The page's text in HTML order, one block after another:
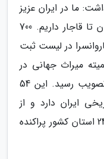
ما در ایران عزیز
بیش از 1000 کاروانسرا از دوران باستان تا قاجار داریم. 700
ثبت ملی و از آن میان 54 کاروانسرا در لیست ثبت
میراث جهانی در
ریاض عربستان با اجماع جهانی به تصویب رسید. این 54
ایران دارد و از
حیث پراکنش و توزیع جغرافیایی در 24 استان کشور پراکنده